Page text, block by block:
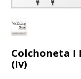
Colchoneta I
(Iv)